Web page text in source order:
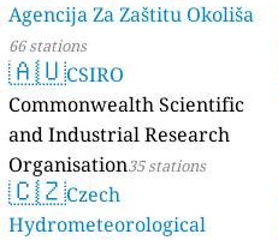
Agencija Za Zaštitu Okoliša
66 stations
🇦🇺CSIRO
Commonwealth Scientific
and Industrial Research
Organisation35 stations
🇨🇿Czech
Hydrometeorological